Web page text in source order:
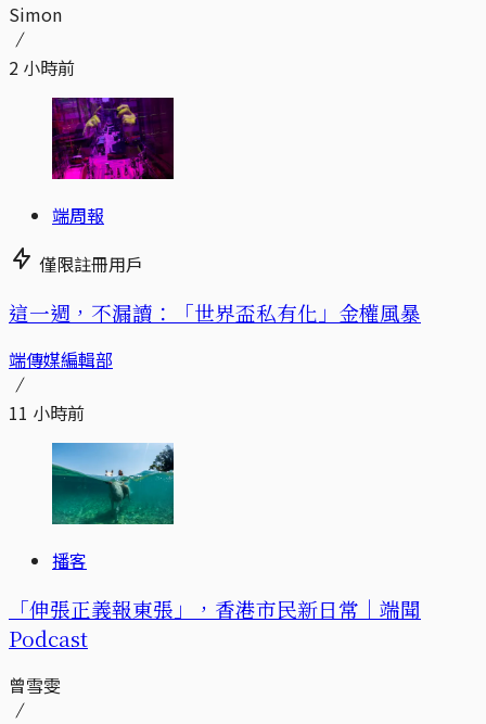
Simon
2 小時前
端周報
僅限註冊用戶
這一週，不漏讀：「世界盃私有化」金權風暴
端傳媒編輯部
11 小時前
播客
「伸張正義報東張」，香港市民新日常｜端聞
Podcast
曾雪雯